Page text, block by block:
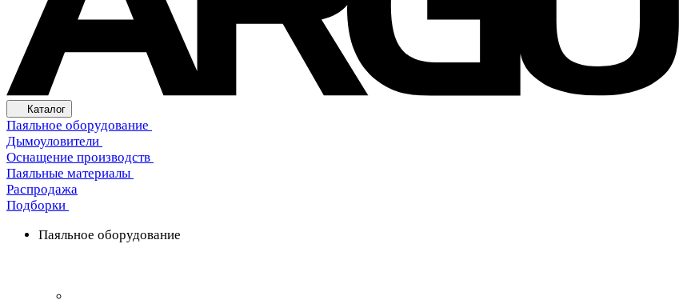
Каталог
Паяльное оборудование
Дымоуловители
Оснащение производств
Паяльные материалы
Распродажа
Подборки
Паяльное оборудование